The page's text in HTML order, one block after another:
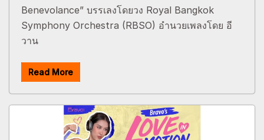
Benevolance” บรรเลงโดยวง Royal Bangkok
Symphony Orchestra (RBSO) อำนวยเพลงโดย อี
วาน
Read More